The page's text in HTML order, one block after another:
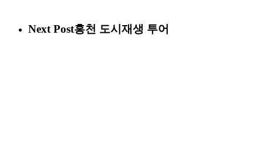
Next Post홍천 도시재생 투어